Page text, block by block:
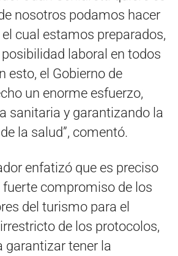
nosotros podamos hacer
cual estamos preparados,
laboral en todos
esto, el Gobierno de
un enorme esfuerzo,
sanitaria y garantizando la
la salud”, comentó.
enfatizó que es preciso
fuerte compromiso de los
del turismo para el
de los protocolos,
garantizar tener la